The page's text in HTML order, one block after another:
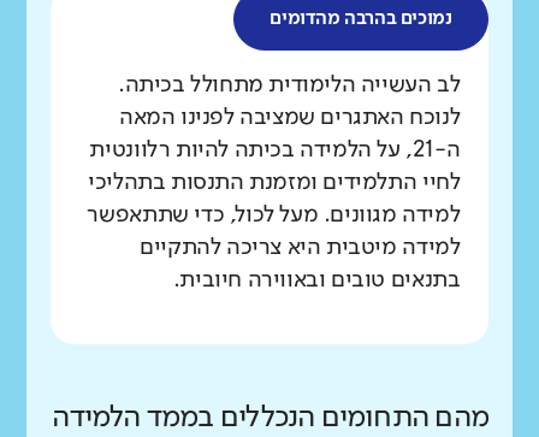
נמוכים בהרבה מהדומים
מה בדקנו?
לב העשייה הלימודית מתחולל בכיתה.
לנוכח האתגרים שמציבה לפנינו המאה
ה-21, על הלמידה בכיתה להיות רלוונטית
לחיי התלמידים ומזמנת התנסות בתהליכי
למידה מגוונים. מעל לכול, כדי שתתאפשר
למידה מיטבית היא צריכה להתקיים
בתנאים טובים ובאווירה חיובית.
מהם התחומים הנכללים בממד הלמידה